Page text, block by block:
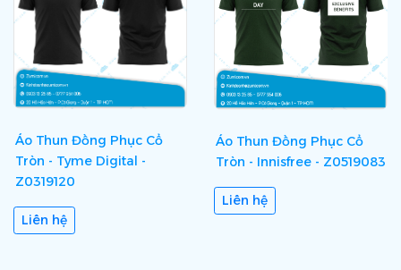
Áo Thun Đồng Phục Cổ
Tròn - Tyme Digital -
Z0319120
Liên hệ
Áo Thun Đồng Phục Cổ
Tròn - Innisfree - Z0519083
Liên hệ